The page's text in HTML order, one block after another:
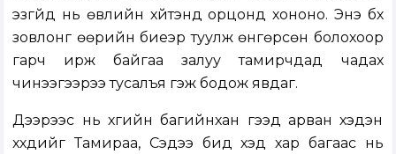
эзгүйд нь өвлийн хүйтэнд орцонд хононо. Энэ бүх
зовлонг өөрийн биеэр туулж өнгөрсөн болохоор
гарч ирж байгаа залуу тамирчдад чадах
чинээгээрээ тусалъя гэж бодож явдаг.
Дээрээс нь хүүгийн багийнхан гээд арван хэдэн
хүүхдийг Тамираа, Сэдээ бид хэд хар багаас нь